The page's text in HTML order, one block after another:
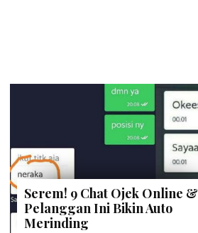
Serem! 9 Chat Ojek Online &
Pelanggan Ini Bikin Auto
Merinding